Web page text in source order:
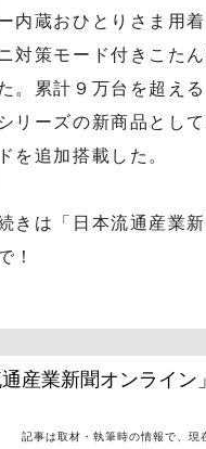
内蔵おひとりさま用
対策モード付きこた
。累計９万台を超え
シリーズの新商品とし
ドを追加搭載した。
きは「日本流通産業
！
産業新聞オンライン
記事は取材・執筆時の情報で、現